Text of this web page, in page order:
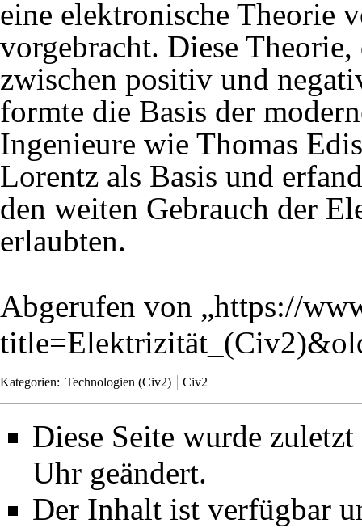
eine elektronische Theorie
vorgebracht. Diese
zwischen positiv und
formte die Basis der
Ingenieure wie Thomas
Lorentz als Basis und
den weiten Gebrauch der
erlaubten.
Abgerufen von „https://
Kategorien: Technologien (Civ2) Civ2
Diese Seite wurde
Uhr geändert.
Der Inhalt ist verfügbar